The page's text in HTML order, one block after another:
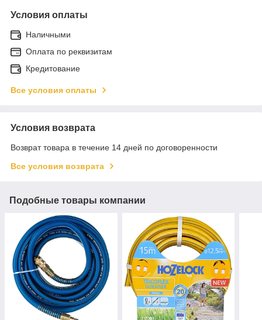
Условия оплаты
Наличными
Оплата по реквизитам
Кредитование
Все условия оплаты
Условия возврата
Возврат товара в течение 14 дней по договоренности
Все условия возврата
Подобные товары компании